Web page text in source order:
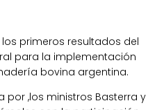
primeros resultados del
para la implementación
bovina argentina.
por ,los ministros Basterra y